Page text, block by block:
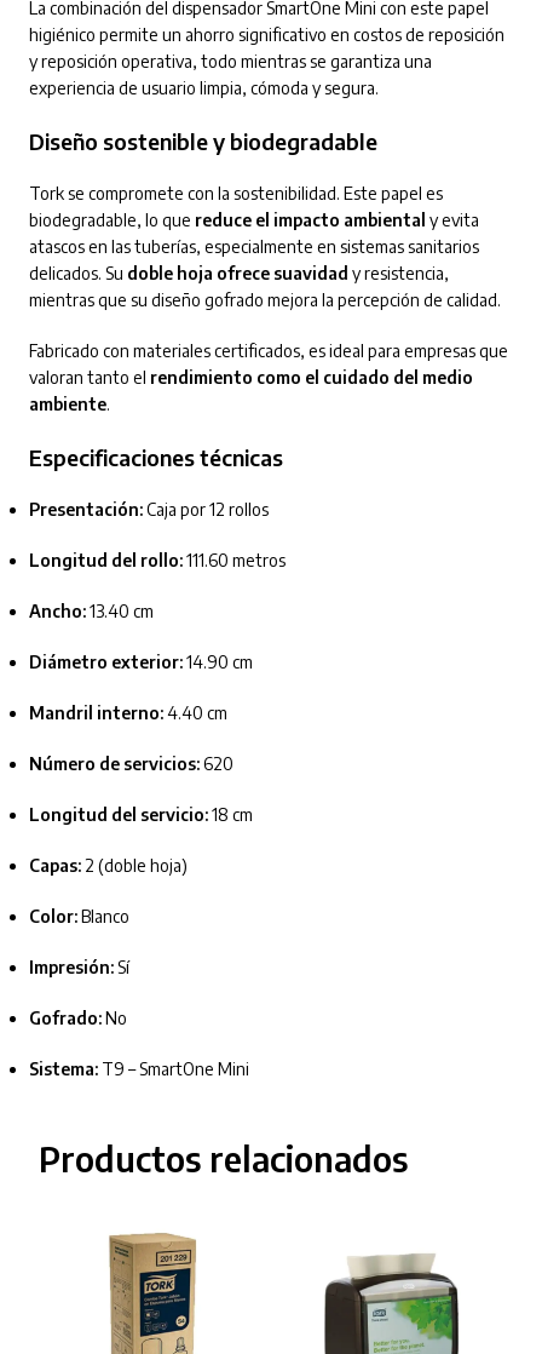
La combinación del dispensador SmartOne Mini con este papel
higiénico permite un ahorro significativo en costos de reposición
y reposición operativa, todo mientras se garantiza una
experiencia de usuario limpia, cómoda y segura.
Diseño sostenible y biodegradable
Tork se compromete con la sostenibilidad. Este papel es
biodegradable, lo que reduce el impacto ambiental y evita
atascos en las tuberías, especialmente en sistemas sanitarios
delicados. Su doble hoja ofrece suavidad y resistencia,
mientras que su diseño gofrado mejora la percepción de calidad.
Fabricado con materiales certificados, es ideal para empresas que
valoran tanto el rendimiento como el cuidado del medio
ambiente.
Especificaciones técnicas
Presentación:Caja por 12 rollos
Longitud del rollo:111.60 metros
Ancho:13.40 cm
Diámetro exterior:14.90 cm
Mandril interno:4.40 cm
Número de servicios:620
Longitud del servicio:18 cm
Capas:2 (doble hoja)
Color:Blanco
Impresión:Sí
Gofrado:No
Sistema:T9 – SmartOne Mini
Productos relacionados